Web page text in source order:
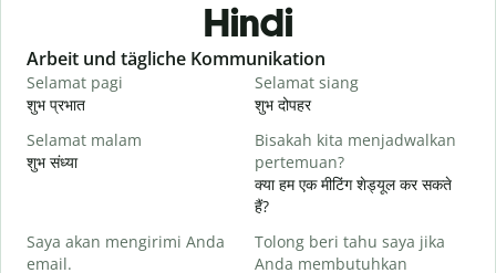
Hindi
Slide 1 of 6
Arbeit und tägliche Kommunikation
Selamat pagi
शुभ प्रभात
Selamat siang
शुभ दोपहर
Selamat malam
शुभ संध्या
Bisakah kita menjadwalkan
pertemuan?
क्या हम एक मीटिंग शेड्यूल कर सकते
हैं?
Saya akan mengirimi Anda
email.
Tolong beri tahu saya jika
Anda membutuhkan